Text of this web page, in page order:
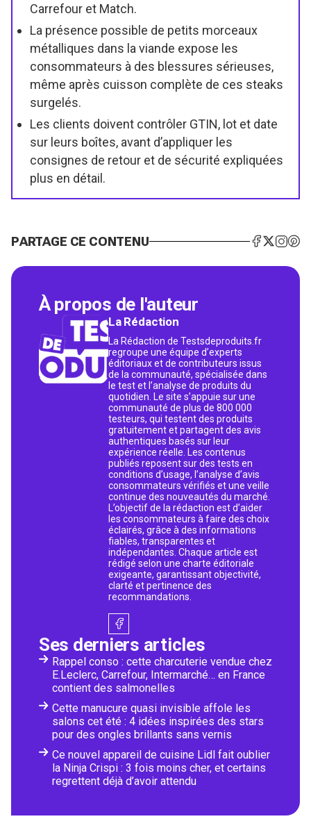
Carrefour et Match.
La présence possible de petits morceaux
métalliques dans la viande expose les
consommateurs à des blessures sérieuses,
même après cuisson complète de ces steaks
surgelés.
Les clients doivent contrôler GTIN, lot et date
sur leurs boîtes, avant d’appliquer les
consignes de retour et de sécurité expliquées
plus en détail.
PARTAGE CE CONTENU
À propos de l'auteur
La Rédaction
La Rédaction de Testsdeproduits.fr
regroupe une équipe d’experts
éditoriaux et de contributeurs issus
de la communauté, spécialisée dans
le test et l’analyse de produits du
quotidien. Le site s’appuie sur une
communauté de plus de 800 000
testeurs, qui testent des produits
gratuitement et partagent des avis
authentiques basés sur leur
expérience réelle. Les contenus
publiés reposent sur des tests en
conditions d’usage, l’analyse d’avis
consommateurs vérifiés et une veille
continue des nouveautés du marché.
L’objectif de la rédaction est d’aider
les consommateurs à faire des choix
éclairés, grâce à des informations
fiables, transparentes et
indépendantes. Chaque article est
rédigé selon une charte éditoriale
exigeante, garantissant objectivité,
clarté et pertinence des
recommandations.
Ses derniers articles
Rappel conso : cette charcuterie vendue chez
E.Leclerc, Carrefour, Intermarché… en France
contient des salmonelles
Cette manucure quasi invisible affole les
salons cet été : 4 idées inspirées des stars
pour des ongles brillants sans vernis
Ce nouvel appareil de cuisine Lidl fait oublier
la Ninja Crispi : 3 fois moins cher, et certains
regrettent déjà d’avoir attendu